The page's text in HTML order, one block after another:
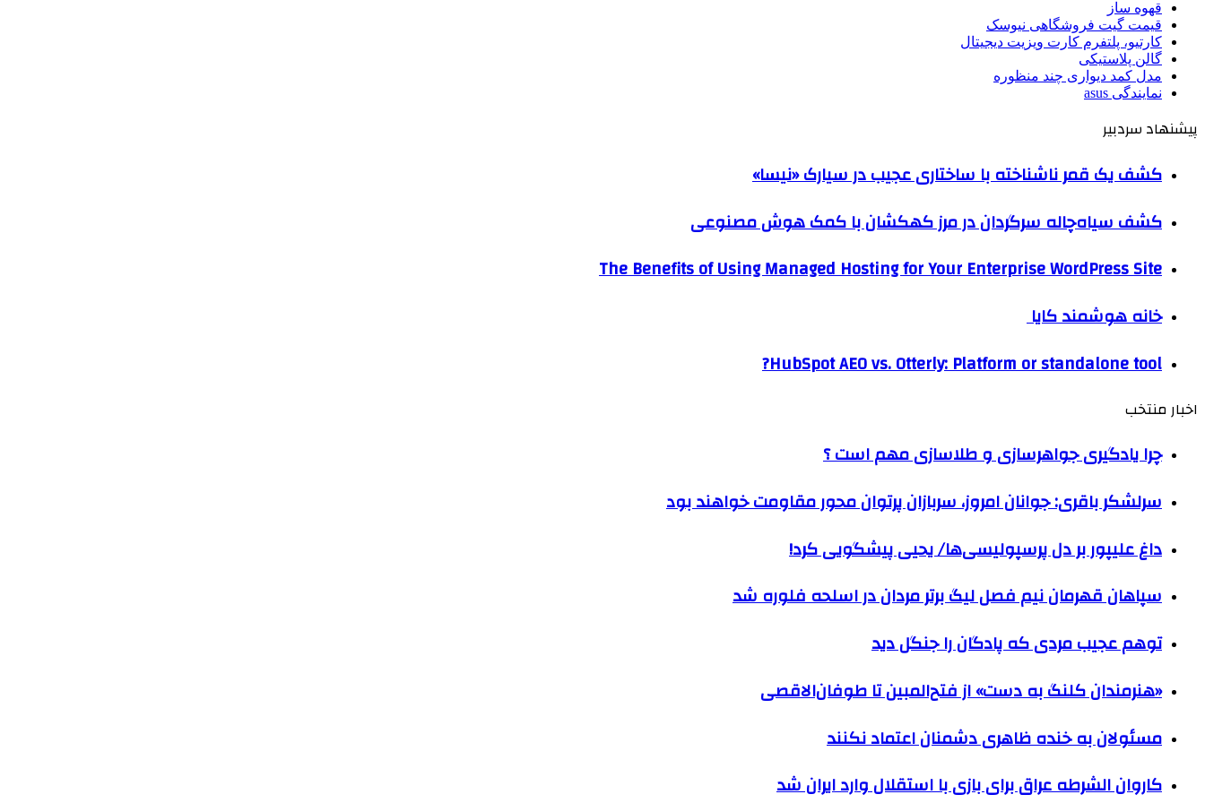
قهوه ساز
قیمت گیت فروشگاهی نیوسک
کارتیو، پلتفرم کارت ویزیت دیجیتال
گالن پلاستیکی
مدل کمد دیواری چند منظوره
نمایندگی asus
پیشنهاد سردبیر
کشف یک قمر ناشناخته با ساختاری عجیب در سیارک «نیسا»
کشف سیاه‌چاله سرگردان در مرز کهکشان با کمک هوش مصنوعی
The Benefits of Using Managed Hosting for Your Enterprise WordPress Site
خانه هوشمند کایا
HubSpot AEO vs. Otterly: Platform or standalone tool?
اخبار منتخب
چرا یادگیری جواهرسازی و طلاسازی مهم است ؟
سرلشکر باقری: جوانان امروز، سربازان پرتوان محور مقاومت خواهند بود
داغ علیپور بر دل پرسپولیسی‌ها/ یحیی پیشگویی کرد!
سپاهان قهرمان نیم فصل لیگ برتر مردان در اسلحه فلوره شد
توهم عجیب مردی که پادگان را جنگل دید
«هنرمندان کلنگ به دست» از فتح‌المبین تا طوفان‌الاقصی
مسئولان به خنده ظاهری دشمنان اعتماد نکنند
کاروان الشرطه عراق برای بازی با استقلال وارد ایران شد